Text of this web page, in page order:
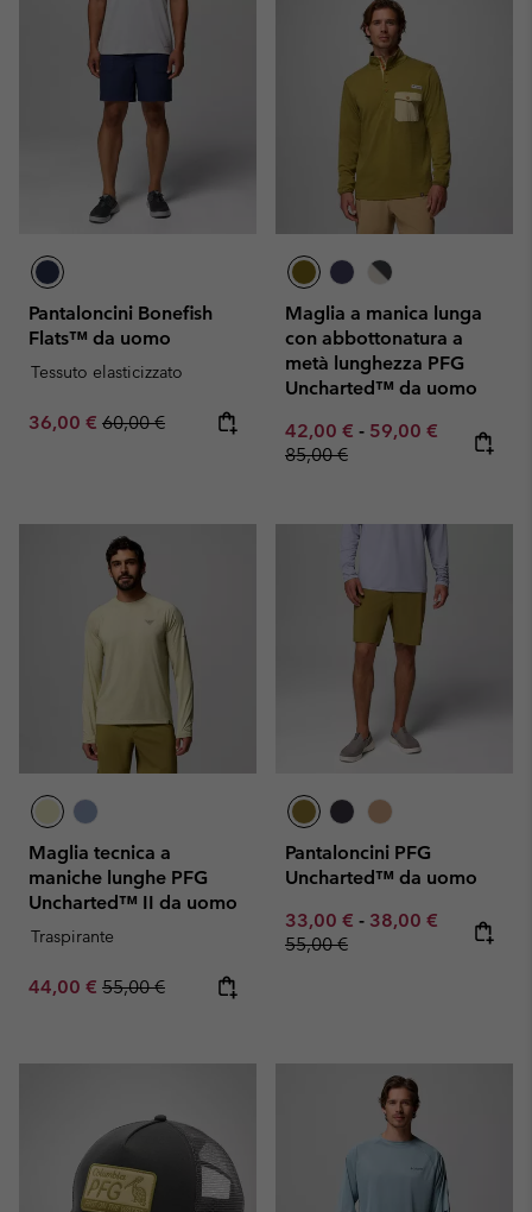
Pantaloncini Bonefish
Flats™ da uomo
Tessuto elasticizzato
Sale price:
36,00 € Regular price:
60,00 €
Maglia a manica lunga
con abbottonatura a
metà lunghezza PFG
Uncharted™ da uomo
Minimum sale price:
42,00 € - Maximum sale
59,00 € Regular
85,00 €
Maglia tecnica a
maniche lunghe PFG
Uncharted™ II da uomo
Traspirante
Sale price:
44,00 € Regular price:
55,00 €
Pantaloncini PFG
Uncharted™ da uomo
Minimum sale price:
33,00 € - Maximum sale
38,00 € Regular
55,00 €